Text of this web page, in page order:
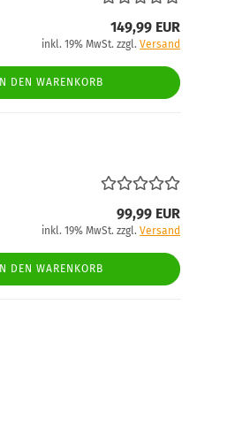
149,99 EUR
inkl. 19% MwSt. zzgl. Versand
IN DEN WARENKORB
99,99 EUR
inkl. 19% MwSt. zzgl. Versand
IN DEN WARENKORB